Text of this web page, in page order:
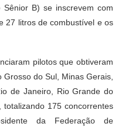
Sênior B) se inscrevem com
27 litros de combustível e os
pilotos que obtiveram
do Sul, Minas Gerais,
de Janeiro, Rio Grande do
175 concorrentes
da Federação de